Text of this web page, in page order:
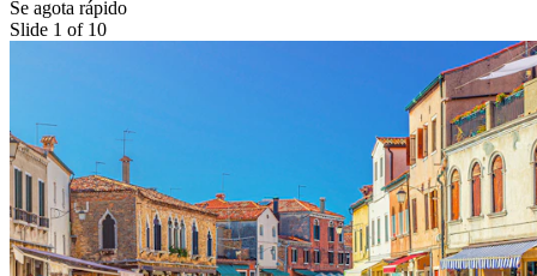
Se agota rápido
Slide 1 of 10